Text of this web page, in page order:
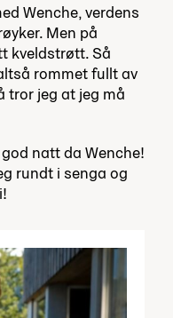
Wenche, verdens
Men på
kveldstrøtt. Så
rommet fullt av
tror jeg at jeg må
natt da Wenche!
rundt i senga og